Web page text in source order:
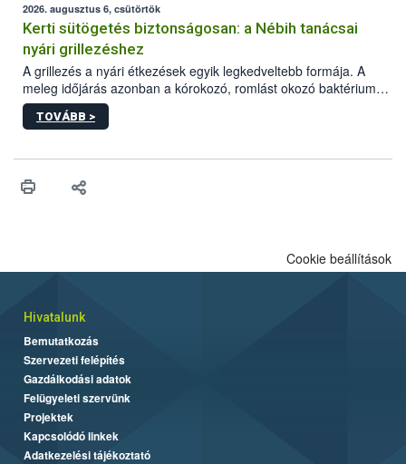
érésű szőlőkben is legyen lehetőség a károsító elleni további
védekezésre. Az Oroganic készítmény kis kiszerelésben kiskerti
felhasználók számára is elérhető és ökológiai termesztésben is
engedélyezett.
2026. augusztus 6, csütörtök
Kerti sütögetés biztonságosan: a Nébih tanácsai
nyári grillezéshez
A grillezés a nyári étkezések egyik legkedveltebb formája. A
meleg időjárás azonban a kórokozó, romlást okozó baktériumok
gyorsabb szaporodásának is kedvez. A szabadtéri sütögetés
ezért nem csupán a megfelelő sütési technikáról szól: legalább
higiéniai szabályok betartása, a megfelelő hőkezelés, valamint a
biztonsági Hivatal (Nébih) Oktatási Programja összegyűjtötte a
TOVÁBB >
Cookie beállítások
Hivatalunk
Bemutatkozás
Szervezeti felépítés
Gazdálkodási adatok
Felügyeleti szervünk
Projektek
Kapcsolódó linkek
Adatkezelési tájékoztató